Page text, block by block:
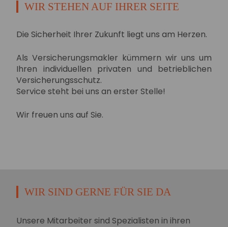
WIR STEHEN AUF IHRER SEITE
Die Sicherheit Ihrer Zukunft liegt uns am Herzen.
Als Versicherungsmakler kümmern wir uns um
Ihren individuellen privaten und betrieblichen
Versicherungsschutz.
Service steht bei uns an erster Stelle!
Wir freuen uns auf Sie.
WIR SIND GERNE FÜR SIE DA
Unsere Mitarbeiter sind Spezialisten in ihren